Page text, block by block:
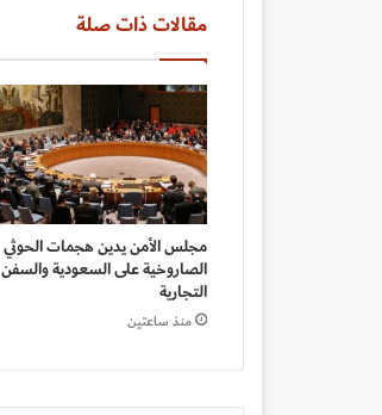
مقالات ذات صلة
مجلس الأمن يدين هجمات الحوثي
الصاروخية على السعودية والسفن
التجارية
منذ ساعتين